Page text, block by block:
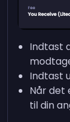
Indtast
Indtast
Når det
til din